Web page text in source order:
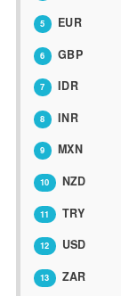
5 EUR
6 GBP
7 IDR
8 INR
9 MXN
10 NZD
11 TRY
12 USD
13 ZAR